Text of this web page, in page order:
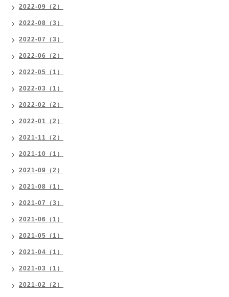
2022-09（2）
2022-08（3）
2022-07（3）
2022-06（2）
2022-05（1）
2022-03（1）
2022-02（2）
2022-01（2）
2021-11（2）
2021-10（1）
2021-09（2）
2021-08（1）
2021-07（3）
2021-06（1）
2021-05（1）
2021-04（1）
2021-03（1）
2021-02（2）